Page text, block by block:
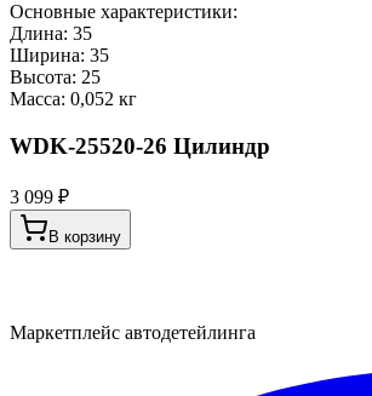
Основные характеристики:
Длина: 35
Ширина: 35
Высота: 25
Масса: 0,052 кг
WDK-25520-26 Цилиндр
3 099 ₽
В корзину
Маркетплейс автодетейлинга